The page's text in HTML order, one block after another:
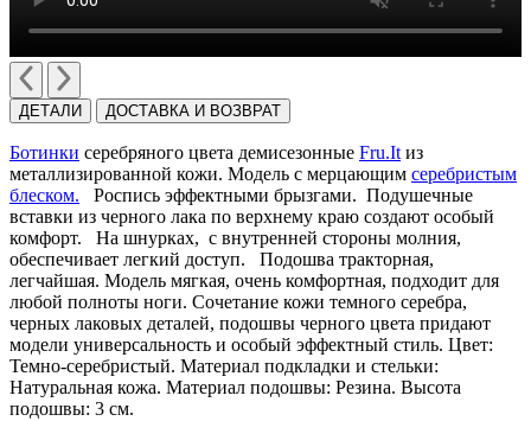
ДЕТАЛИ ДОСТАВКА И ВОЗВРАТ
Ботинки серебряного цвета демисезонные Fru.It из
металлизированной кожи. Модель с мерцающим серебристым
блеском. Роспись эффектными брызгами. Подушечные
вставки из черного лака по верхнему краю создают особый
комфорт. На шнурках, с внутренней стороны молния,
обеспечивает легкий доступ. Подошва тракторная,
легчайшая. Модель мягкая, очень комфортная, подходит для
любой полноты ноги. Сочетание кожи темного серебра,
черных лаковых деталей, подошвы черного цвета придают
модели универсальность и особый эффектный стиль. Цвет:
Темно-серебристый. Материал подкладки и стельки:
Натуральная кожа. Материал подошвы: Резина. Высота
подошвы: 3 см.